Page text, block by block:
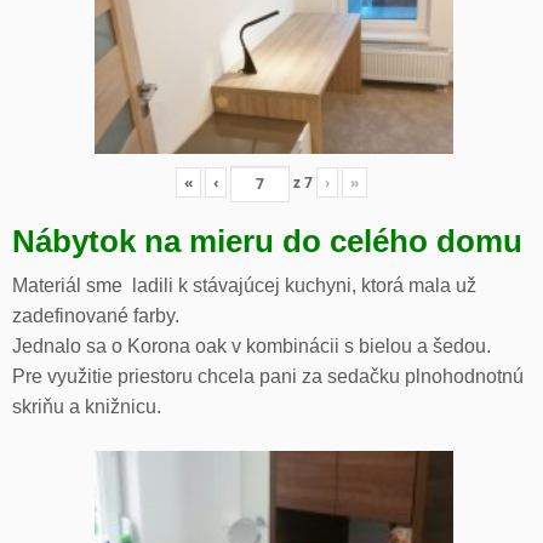
« ‹ z7 › »
Nábytok na mieru do celého domu
Materiál sme ladili k stávajúcej kuchyni, ktorá mala už
zadefinované farby.
Jednalo sa o Korona oak v kombinácii s bielou a šedou.
Pre využitie priestoru chcela pani za sedačku plnohodnotnú
skriňu a knižnicu.